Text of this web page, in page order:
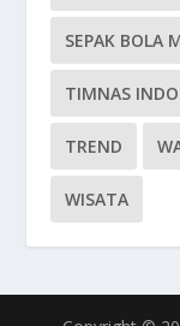
SEPAK BOLA
TIMNAS
TREND
WISATA